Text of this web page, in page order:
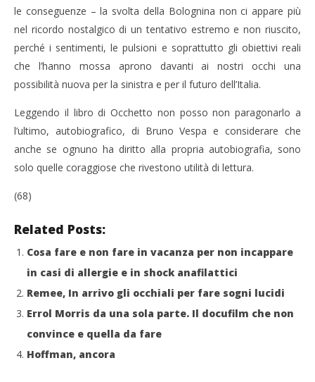
le conseguenze – la svolta della Bolognina non ci appare più
nel ricordo nostalgico di un tentativo estremo e non riuscito,
perché i sentimenti, le pulsioni e soprattutto gli obiettivi reali
che l’hanno mossa aprono davanti ai nostri occhi una
possibilità nuova per la sinistra e per il futuro dell’Italia.
Leggendo il libro di Occhetto non posso non paragonarlo a
l’ultimo, autobiografico, di Bruno Vespa e considerare che
anche se ognuno ha diritto alla propria autobiografia, sono
solo quelle coraggiose che rivestono utilità di lettura.
(68)
Related Posts:
Cosa fare e non fare in vacanza per non incappare
in casi di allergie e in shock anafilattici
Remee, In arrivo gli occhiali per fare sogni lucidi
Errol Morris da una sola parte. Il docufilm che non
convince e quella da fare
Hoffman, ancora